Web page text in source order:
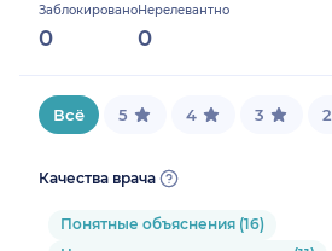
Заблокировано
0
Нерелевантно
0
1.2987012987012987%
Всё 5 4 3 2
Качества врача
Понятные объяснения (16)